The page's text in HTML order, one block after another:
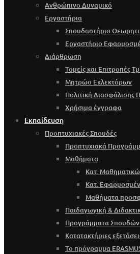
Ανθρώπινο Δυναμικό
Εργαστήρια
Σπουδαστήριο
Εργαστήριο
Διάρθρωση
Τομείς και Επιτροπές
Μητρώο Εκλεκτόρων
Πολιτική Διασφάλισης
Χρήσιμα έγγραφα
Εκπαίδευση
Προπτυχιακές Σπουδές
Προπτυχιακά
Μαθήματα
Κατ.
Κατ.
Μαθήματα
Παιδαγωγική &
Προγράμματα Σπουδών
Κατατακτήριες
Το πρόγραμμα